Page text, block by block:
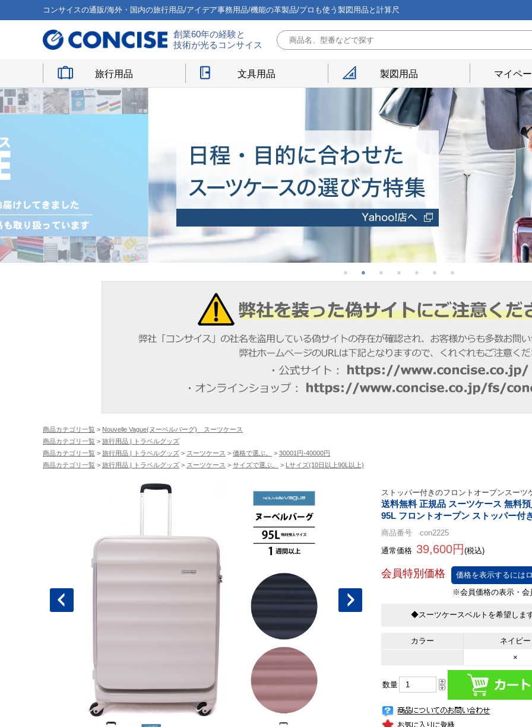
コンサイスの通販/海外・国内の旅行用品/アイデア事務用品/機能の革製品/プロも使う製図用品と計算尺
創業60年の経験と
技術が光るコンサイス
旅行用品 文具用品 製図用品 マイペ
商品カテゴリ一覧 > Nouvelle Vague(ヌーベルバーグ) スーツケース
商品カテゴリ一覧 > 旅行用品 | トラベルグッズ
商品カテゴリ一覧 > 旅行用品 | トラベルグッズ > スーツケース > 価格で選ぶ。 > 30001円-40000円
商品カテゴリ一覧 > 旅行用品 | トラベルグッズ > スーツケース > サイズで選ぶ。 > Lサイズ(10日以上90L以上)
ストッパー付きのフロントオープンスーツ
送料無料 正規品 スーツケース 無料
95L フロントオープン ストッパー付
商品番号 con2225
通常価格 39,600円 (税込)
価格を表示するには
◆スーツケースベルトを希望しま
カラー
ネイビー
×
数量